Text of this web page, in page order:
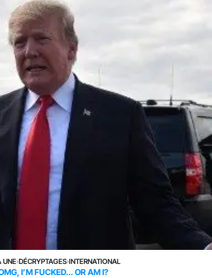
UNE›DÉCRYPTAGES›INTERNATIONAL
I’M FUCKED... OR AM I?